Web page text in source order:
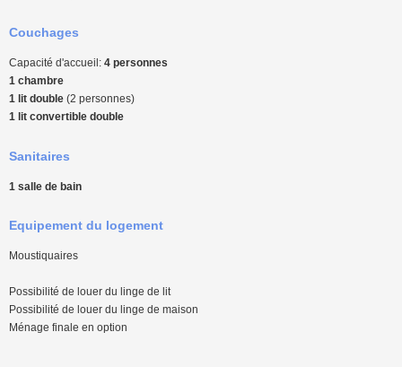
Couchages
Capacité d'accueil: 4 personnes
1 chambre
1 lit double (2 personnes)
1 lit convertible double
Sanitaires
1 salle de bain
Equipement du logement
Moustiquaires
Possibilité de louer du linge de lit
Possibilité de louer du linge de maison
Ménage finale en option